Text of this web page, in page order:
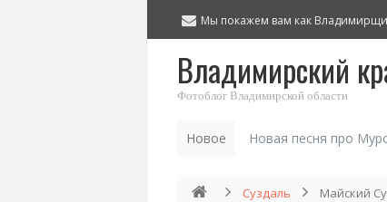
Мы покажем вам как
Владимирский
Фотоблог Владимирской области
Новое Новая песня про
Суздаль Майский